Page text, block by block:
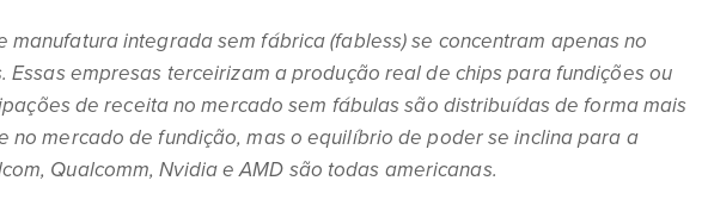
manufatura integrada sem fábrica (fabless) se concentram apenas no
Essas empresas terceirizam a produção real de chips para fundições ou
de receita no mercado sem fábulas são distribuídas de forma mais
no mercado de fundição, mas o equilíbrio de poder se inclina para a
Qualcomm, Nvidia e AMD são todas americanas.